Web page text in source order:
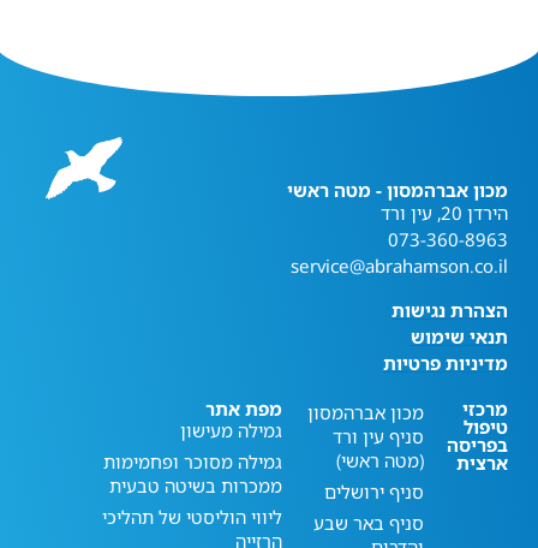
מכון אברהמסון - מטה ראשי
הירדן 20, עין ורד
073-360-8963
service@abrahamson.co.il
הצהרת נגישות
תנאי שימוש
מדיניות פרטיות
מרכזי
טיפול
בפריסה
ארצית
מכון אברהמסון
סניף עין ורד
(מטה ראשי)
סניף ירושלים
סניף באר שבע
מפת אתר
גמילה מעישון
גמילה מסוכר ופחמימות
ממכרות בשיטה טבעית
ליווי הוליסטי של תהליכי
הרזייה